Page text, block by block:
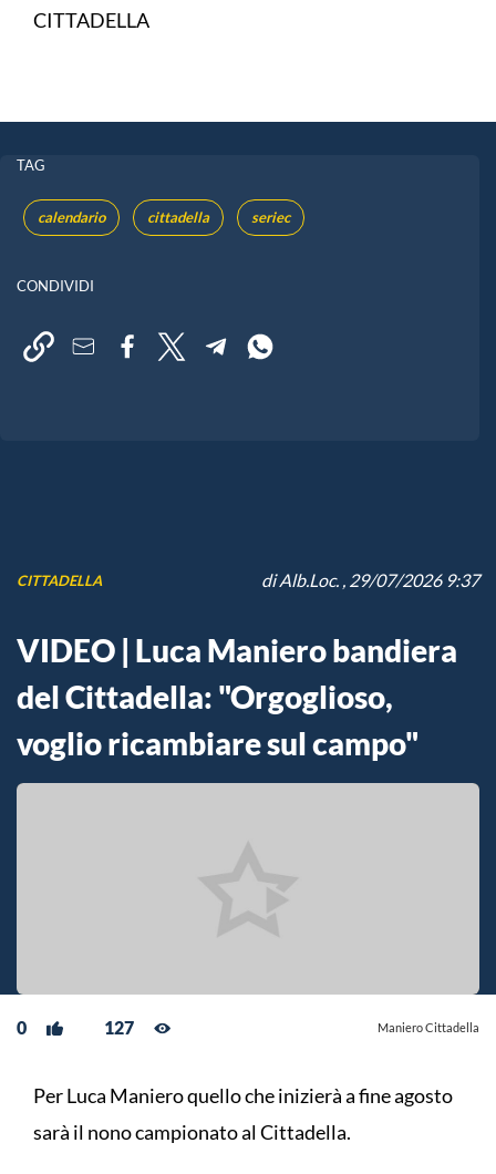
CITTADELLA
TAG
calendario cittadella seriec
CONDIVIDI
CITTADELLA diAlb.Loc. , 29/07/2026 9:37
VIDEO | Luca Maniero bandiera
del Cittadella: "Orgoglioso,
voglio ricambiare sul campo"
0 127 Maniero Cittadella
Per Luca Maniero quello che inizierà a fine agosto
sarà il nono campionato al Cittadella.